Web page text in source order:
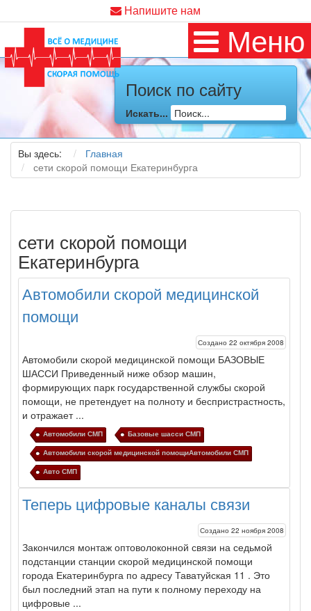
Напишите нам
Меню
Поиск по сайту
Искать...
Вы здесь:
Главная
сети скорой помощи Екатеринбурга
сети скорой помощи
Екатеринбурга
Автомобили скорой медицинской
помощи
Создано 22 октября 2008
Автомобили скорой медицинской помощи БАЗОВЫЕ
ШАССИ Приведенный ниже обзор машин,
формирующих парк государственной службы скорой
помощи, не претендует на полноту и беспристрастность,
и отражает ...
Автомобили СМП
Базовые шасси СМП
Автомобили скорой медицинской помощиАвтомобили СМП
Авто СМП
Теперь цифровые каналы связи
Создано 22 ноября 2008
Закончился монтаж оптоволоконной связи на седьмой
подстанции станции скорой медицинской помощи
города Екатеринбурга по адресу Таватуйская 11 . Это
был последний этап на пути к полному переходу на
цифровые ...